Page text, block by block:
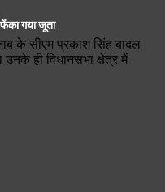
गया जूता
के सीएम प्रकाश सिंह बादल
उनके ही विधानसभा क्षेत्र में